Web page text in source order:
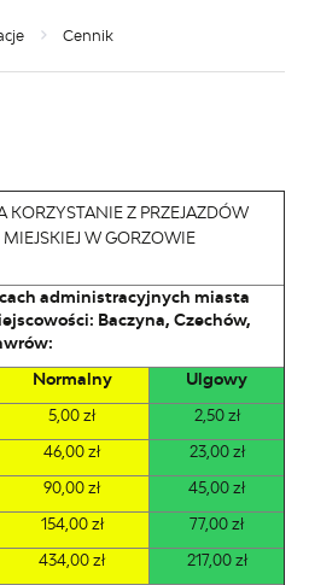
Cennik
KORZYSTANIE Z PRZEJAZDÓW
W GORZOWIE
administracyjnych miasta
Baczyna, Czechów,
Normalny
Ulgowy
5,00 zł
2,50 zł
46,00 zł
23,00 zł
90,00 zł
45,00 zł
154,00 zł
77,00 zł
434,00 zł
217,00 zł